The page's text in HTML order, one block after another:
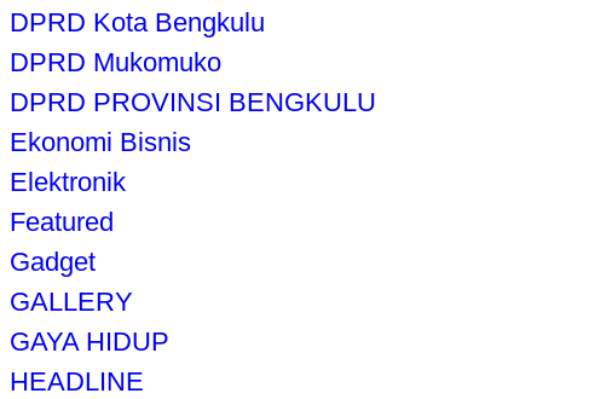
DPRD Kota Bengkulu
DPRD Mukomuko
DPRD PROVINSI BENGKULU
Ekonomi Bisnis
Elektronik
Featured
Gadget
GALLERY
GAYA HIDUP
HEADLINE